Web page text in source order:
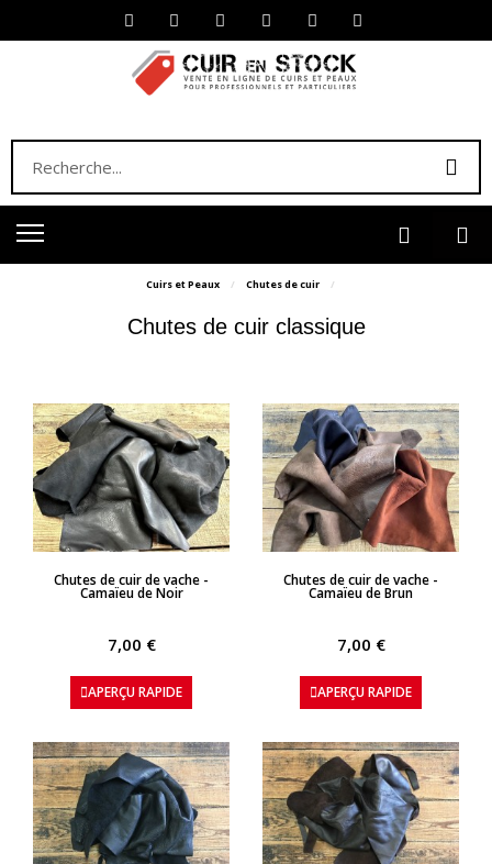
Cuirs et Peaux Chutes de cuir
Chutes de cuir classique
APERÇU RAPIDE
Chutes de cuir de vache -
Camaïeu de Noir
7,00 €
APERÇU RAPIDE
APERÇU RAPIDE
Chutes de cuir de vache -
Camaïeu de Brun
7,00 €
APERÇU RAPIDE